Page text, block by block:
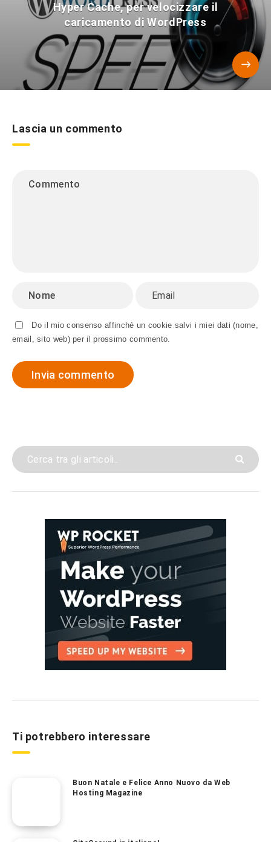
Hyper Cache, per velocizzare il
caricamento di WordPress
Lascia un commento
Do il mio consenso affinché un cookie salvi i miei dati (nome,
email, sito web) per il prossimo commento.
Ti potrebbero interessare
Buon Natale e Felice Anno Nuovo da Web
Hosting Magazine